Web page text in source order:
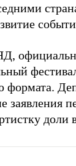
формата.
заявления